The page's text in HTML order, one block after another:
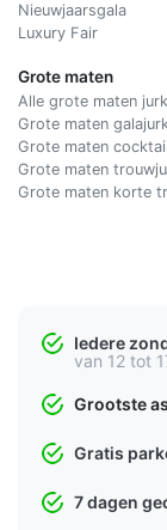
Nieuwjaarsgala
Luxury Fair
Grote maten
Alle grote maten
Grote maten
Grote maten
Grote maten
Grote maten korte
Iedere
van 12 tot
Grootste
Gratis
7 dagen